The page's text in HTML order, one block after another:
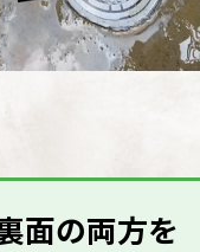
面の両方を